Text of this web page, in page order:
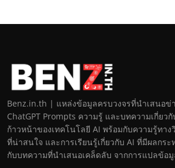
Benz.in.th | แหล่งข้อมูลครบวงจรที่นำเสนอข่
ChatGPT Prompts ความรู้ และบทความเกี่ยว
ก้าวหน้าของเทคโนโลยี AI พร้อมกับความรู้ทา
ที่น่าสนใจ และการเรียนรู้เกี่ยวกับ AI ที่มีผลกร
กับบทความที่นำเสนอเคล็ดลับ จากการแปลข้อ